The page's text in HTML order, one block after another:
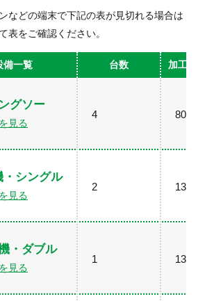
などの端末で下記の表が見切れる場合は
表をご確認ください。
備一覧 台数 加工（最
グソー
見る
4
・シングル
見る
2
・ダブル
見る
1